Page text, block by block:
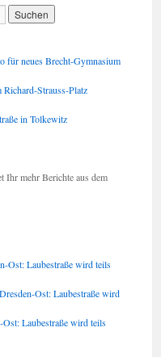
für neues Brecht-Gymnasium
Strauss-Platz
in Tolkewitz
Ihr mehr Berichte aus dem
Ost: Laubestraße wird teils
Ost: Laubestraße wird
Laubestraße wird teils